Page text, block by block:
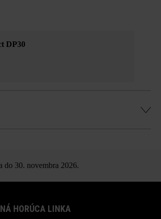
DP30
do 30. novembra 2026.
HORÚCA LINKA